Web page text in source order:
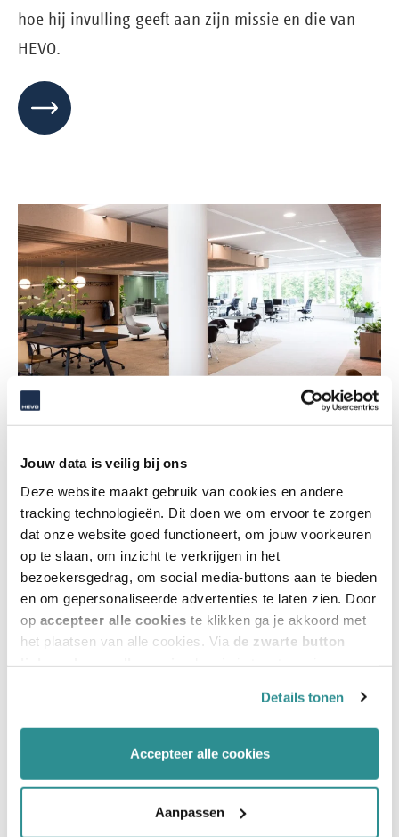
Jouw data is veilig bij ons
Deze website maakt gebruik van cookies en andere
tracking technologieën. Dit doen we om ervoor te zorgen
dat onze website goed functioneert, om jouw voorkeuren
op te slaan, om inzicht te verkrijgen in het
bezoekersgedrag, om social media-buttons aan te bieden
en om gepersonaliseerde advertenties te laten zien. Door
op accepteer alle cookies te klikken ga je akkoord met
het plaatsen van alle cookies. Via de zwarte button
afhankelijke cookies beheren en/of wijzigen. Lees ook
onscookiestatementvoor meer informatie.
Details tonen
Accepteer alle cookies
Aanpassen
hoe hij invulling geeft aan zijn missie en die van
HEVO.
De krapte op de arbeidsmarkt dwingt werkgevers
om aantrekkelijker te zijn voor potentiële
werknemers. Ook de werkomgeving draagt bij aan
aantrekkelijker werkgeverschap.